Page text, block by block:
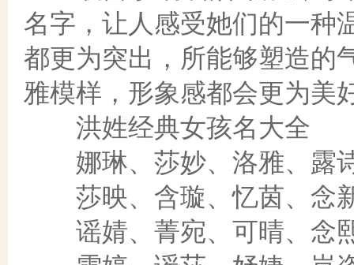
名字，让人感受她们的一种
都更为突出，所能够塑造的
雅模样，形象感都会更为美
洪姓经典女孩名大全
娜琳、莎妙、洛雅、露
莎映、含璇、忆茵、念
谣婧、菁宛、可晴、念